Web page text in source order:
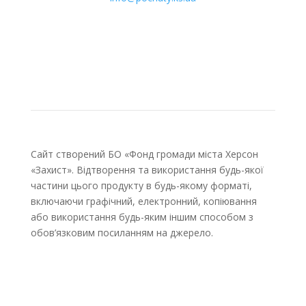
Сайт створений БО «Фонд громади міста Херсон
«Захист». Відтворення та використання будь-якої
частини цього продукту в будь-якому форматі,
включаючи графічний, електронний, копіювання
або використання будь-яким іншим способом з
обов’язковим посиланням на джерело.